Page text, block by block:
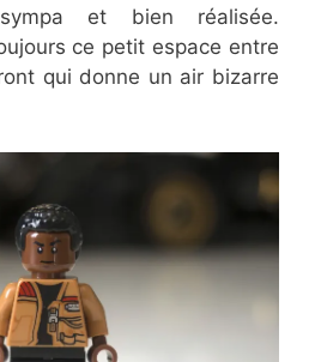
et bien réalisée.
ce petit espace entre
qui donne un air bizarre